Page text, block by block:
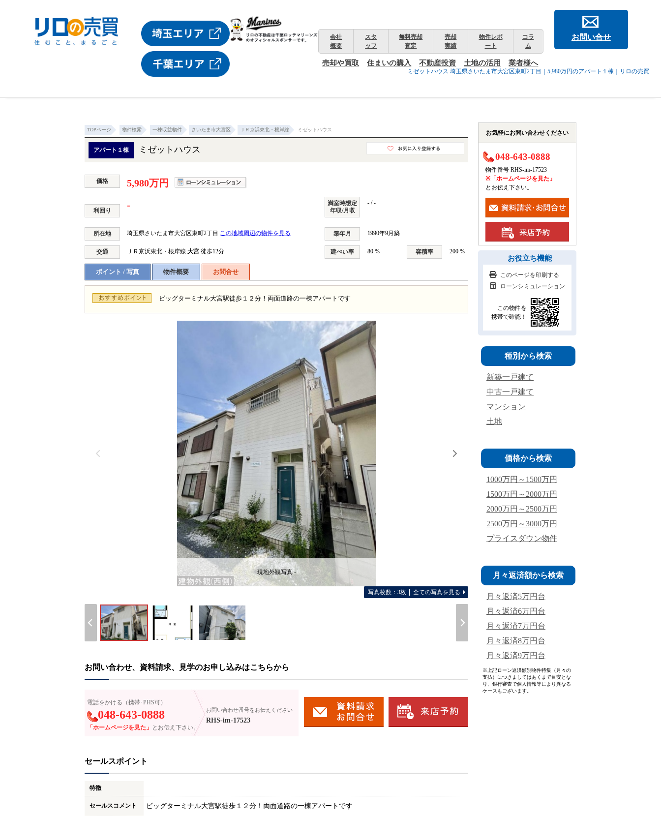
ミゼットハウス 埼玉県さいたま市大宮区東町2丁目｜5,980万円のアパート１棟｜リロの売買
会社
概要
スタ
ッフ
無料売却
査定
売却
実績
物件レポ
ート
コラ
ム
売却や買取 住まいの購入 不動産投資 土地の活用 業者様へ
お問い合せ
TOPページ 物件検索 一棟収益物件 さいたま市大宮区 ＪＲ京浜東北・根岸線 ミゼットハウス
アパート１棟 ミゼットハウス
価格 5,980万円
利回り -
満室時想定
年収/月収
- / -
所在地 埼玉県さいたま市大宮区東町2丁目 この地域周辺の物件を見る 築年月 1990年9月築
交通 ＪＲ京浜東北・根岸線 大宮 徒歩12分 建ぺい率 80 % 容積率 200 %
ポイント / 写真 物件概要 お問合せ
ビッグターミナル大宮駅徒歩１２分！両面道路の一棟アパートです
現地外観写真 -
写真枚数：3枚 全ての写真を見る
お問い合わせ、資料請求、見学のお申し込みはこちらから
電話をかける（携帯･PHS可）
048-643-0888
「ホームページを見た」 とお伝え下さい。
お問い合わせ番号をお伝えください
RHS-im-17523
セールスポイント
特徴
セールスコメント ビッグターミナル大宮駅徒歩１２分！両面道路の一棟アパートです
お気軽にお問い合わせください
048-643-0888
物件番号 RHS-im-17523
※「ホームページを見た」
とお伝え下さい。
お役立ち機能
このページを印刷する
ローンシミュレーション
この物件を
携帯で確認！
種別から検索
新築一戸建て
中古一戸建て
マンション
土地
価格から検索
1000万円～1500万円
1500万円～2000万円
2000万円～2500万円
2500万円～3000万円
プライスダウン物件
月々返済額から検索
月々返済5万円台
月々返済6万円台
月々返済7万円台
月々返済8万円台
月々返済9万円台
※上記ローン返済額別物件特集（月々の
支払）につきましてはあくまで目安とな
り、銀行審査で個人情報等により異なる
ケースもございます。